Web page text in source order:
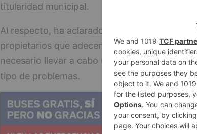
titularidad municipal.
Al respecto, ha aclarado que desde el
propietarios que adecenten esa parcela,
necesario llevar a cabo una ejecución
tipo de problemas.